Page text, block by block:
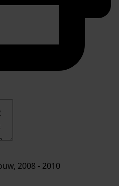
2008 - 2010